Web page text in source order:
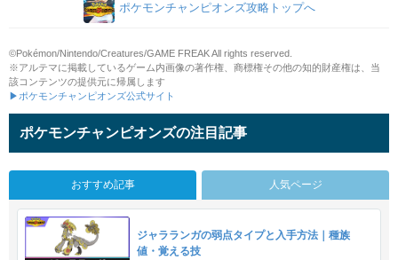
ポケモンチャンピオンズ攻略トップへ
©Pokémon/Nintendo/Creatures/GAME FREAK All rights reserved.
※アルテマに掲載しているゲーム内画像の著作権、商標権その他の知的財産権は、当
該コンテンツの提供元に帰属します
▶ポケモンチャンピオンズ公式サイト
ポケモンチャンピオンズの注目記事
おすすめ記事 人気ページ
ジャラランガの弱点タイプと入手方法｜種族
値・覚える技